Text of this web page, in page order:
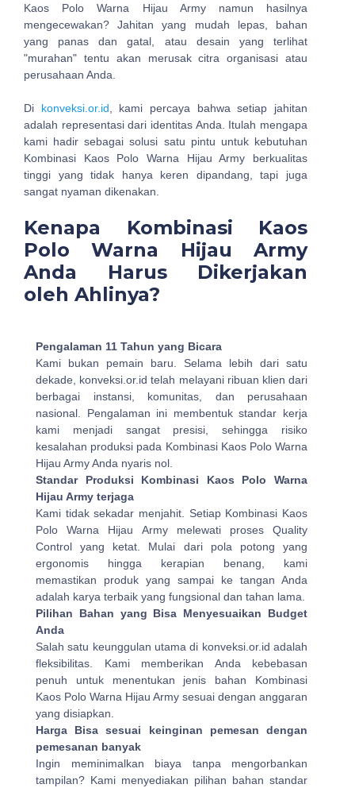
Kaos Polo Warna Hijau Army namun hasilnya
mengecewakan? Jahitan yang mudah lepas, bahan
yang panas dan gatal, atau desain yang terlihat
"murahan" tentu akan merusak citra organisasi atau
perusahaan Anda.
Di konveksi.or.id, kami percaya bahwa setiap jahitan
adalah representasi dari identitas Anda. Itulah mengapa
kami hadir sebagai solusi satu pintu untuk kebutuhan
Kombinasi Kaos Polo Warna Hijau Army berkualitas
tinggi yang tidak hanya keren dipandang, tapi juga
sangat nyaman dikenakan.
Kenapa Kombinasi Kaos
Polo Warna Hijau Army
Anda Harus Dikerjakan
oleh Ahlinya?
Pengalaman 11 Tahun yang Bicara
Kami bukan pemain baru. Selama lebih dari satu
dekade, konveksi.or.id telah melayani ribuan klien dari
berbagai instansi, komunitas, dan perusahaan
nasional. Pengalaman ini membentuk standar kerja
kami menjadi sangat presisi, sehingga risiko
kesalahan produksi pada Kombinasi Kaos Polo Warna
Hijau Army Anda nyaris nol.
Standar Produksi Kombinasi Kaos Polo Warna
Hijau Army terjaga
Kami tidak sekadar menjahit. Setiap Kombinasi Kaos
Polo Warna Hijau Army melewati proses Quality
Control yang ketat. Mulai dari pola potong yang
ergonomis hingga kerapian benang, kami
memastikan produk yang sampai ke tangan Anda
adalah karya terbaik yang fungsional dan tahan lama.
Pilihan Bahan yang Bisa Menyesuaikan Budget
Anda
Salah satu keunggulan utama di konveksi.or.id adalah
fleksibilitas. Kami memberikan Anda kebebasan
penuh untuk menentukan jenis bahan Kombinasi
Kaos Polo Warna Hijau Army sesuai dengan anggaran
yang disiapkan.
Harga Bisa sesuai keinginan pemesan dengan
pemesanan banyak
Ingin meminimalkan biaya tanpa mengorbankan
tampilan? Kami menyediakan pilihan bahan standar